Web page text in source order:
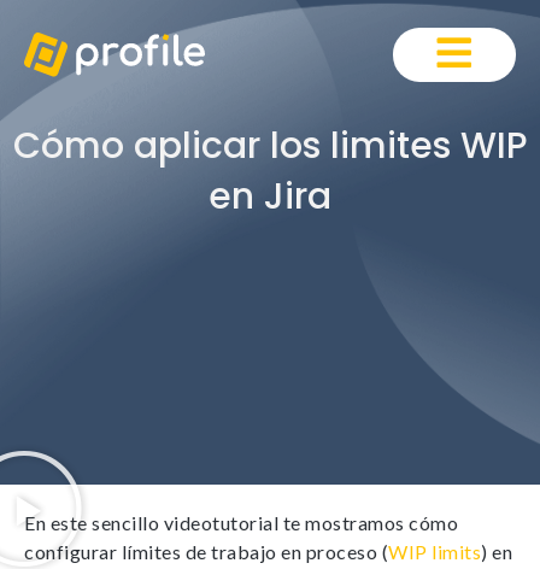
Cómo aplicar los limites WIP
en Jira
En este sencillo videotutorial te mostramos cómo
configurar límites de trabajo en proceso (WIP limits) en